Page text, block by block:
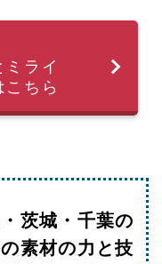
ライ
ちら
茨城・千葉の
素材の力と技